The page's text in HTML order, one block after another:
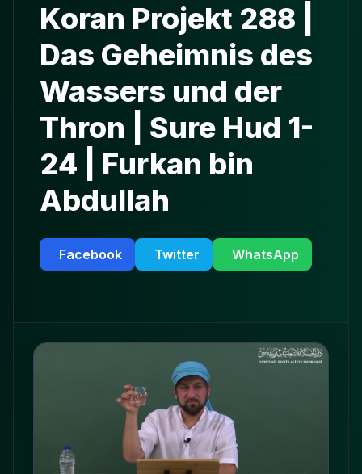
Koran Projekt 288 |
Das Geheimnis des
Wassers und der
Thron | Sure Hud 1-
24 | Furkan bin
Abdullah
Facebook Twitter WhatsApp